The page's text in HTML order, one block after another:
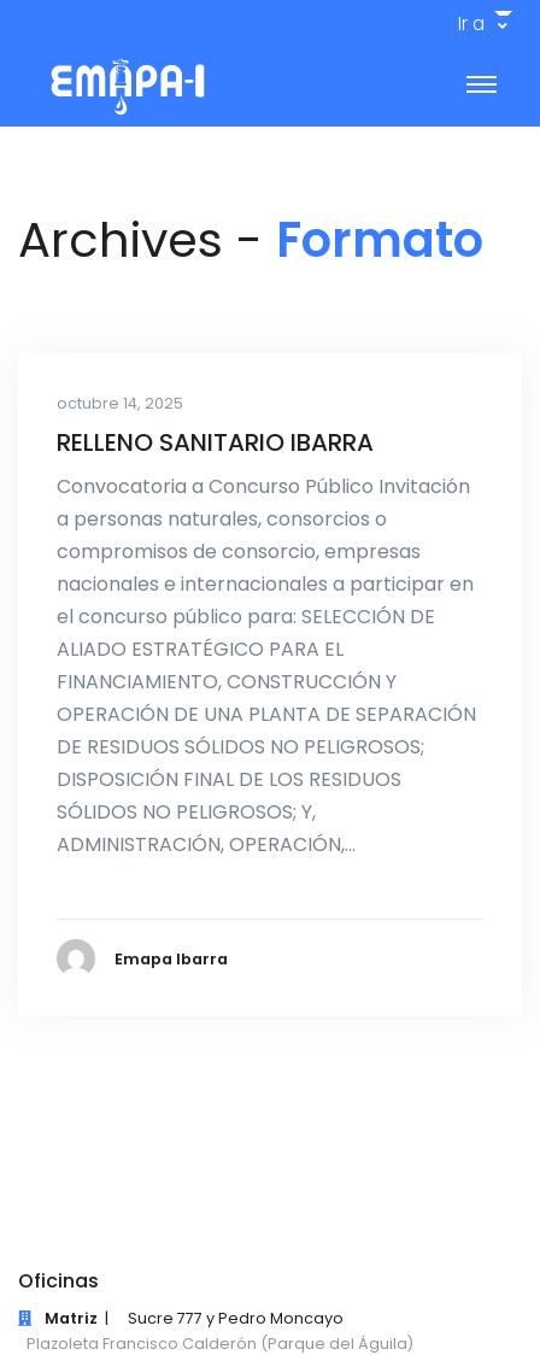
Ir a
Archives - Formato
octubre 14, 2025
RELLENO SANITARIO IBARRA
Convocatoria a Concurso Público Invitación
a personas naturales, consorcios o
compromisos de consorcio, empresas
nacionales e internacionales a participar en
el concurso público para: SELECCIÓN DE
ALIADO ESTRATÉGICO PARA EL
FINANCIAMIENTO, CONSTRUCCIÓN Y
OPERACIÓN DE UNA PLANTA DE SEPARACIÓN
DE RESIDUOS SÓLIDOS NO PELIGROSOS;
DISPOSICIÓN FINAL DE LOS RESIDUOS
SÓLIDOS NO PELIGROSOS; Y,
ADMINISTRACIÓN, OPERACIÓN,…
Emapa Ibarra
Oficinas
Matriz |
Sucre 777 y Pedro Moncayo
Plazoleta Francisco Calderón (Parque del Águila)